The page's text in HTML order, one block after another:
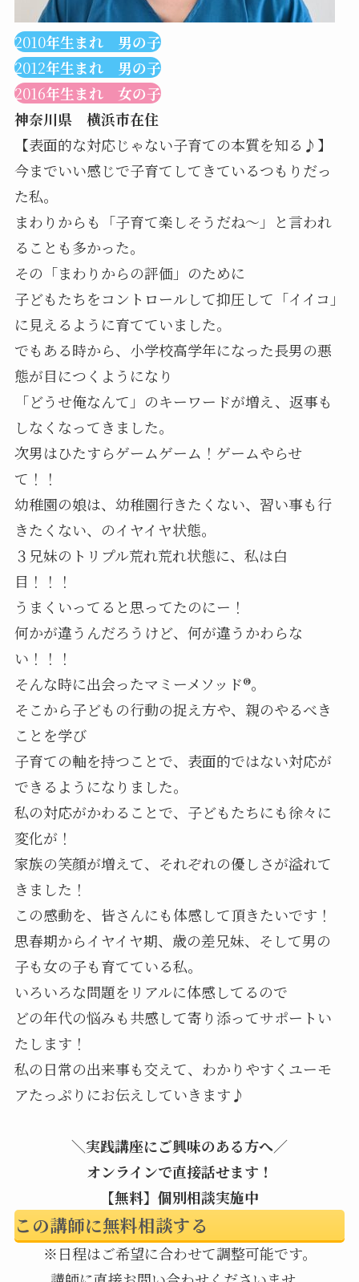
2010年生まれ 男の子
2012年生まれ 男の子
2016年生まれ 女の子
神奈川県 横浜市在住
【表面的な対応じゃない子育ての本質を知る♪】
今までいい感じで子育てしてきているつもりだっ
た私。
まわりからも「子育て楽しそうだね～」と言われ
ることも多かった。
その「まわりからの評価」のために
子どもたちをコントロールして抑圧して「イイコ」
に見えるように育てていました。
でもある時から、小学校高学年になった長男の悪
態が目につくようになり
「どうせ俺なんて」のキーワードが増え、返事も
しなくなってきました。
次男はひたすらゲームゲーム！ゲームやらせ
て！！
幼稚園の娘は、幼稚園行きたくない、習い事も行
きたくない、のイヤイヤ状態。
３兄妹のトリプル荒れ荒れ状態に、私は白
目！！！
うまくいってると思ってたのにー！
何かが違うんだろうけど、何が違うかわらな
い！！！
そんな時に出会ったマミーメソッド®。
そこから子どもの行動の捉え方や、親のやるべき
ことを学び
子育ての軸を持つことで、表面的ではない対応が
できるようになりました。
私の対応がかわることで、子どもたちにも徐々に
変化が！
家族の笑顔が増えて、それぞれの優しさが溢れて
きました！
この感動を、皆さんにも体感して頂きたいです！
思春期からイヤイヤ期、歳の差兄妹、そして男の
子も女の子も育てている私。
いろいろな問題をリアルに体感してるので
どの年代の悩みも共感して寄り添ってサポートい
たします！
私の日常の出来事も交えて、わかりやすくユーモ
アたっぷりにお伝えしていきます♪
＼実践講座にご興味のある方へ／
オンラインで直接話せます！
【無料】個別相談実施中
この講師に無料相談する
※日程はご希望に合わせて調整可能です。